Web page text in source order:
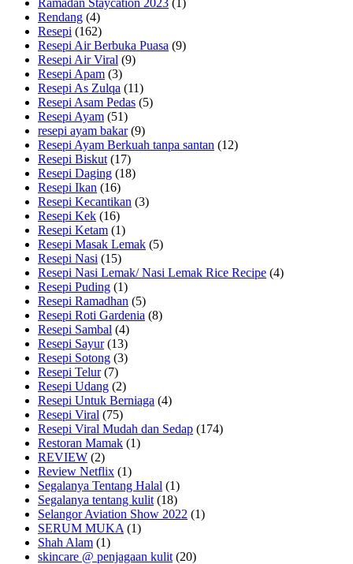
Ramadan Staycation 2023 (1)
Rendang (4)
Resepi (162)
Resepi Air Berbuka Puasa (9)
Resepi Air Viral (9)
Resepi Apam (3)
Resepi As Zulqa (11)
Resepi Asam Pedas (5)
Resepi Ayam (51)
resepi ayam bakar(9)
Resepi Ayam Berkuah tanpa santan (12)
Resepi Biskut (17)
Resepi Daging (18)
Resepi Ikan (16)
Resepi Kecantikan (3)
Resepi Kek (16)
Resepi Ketam (1)
Resepi Masak Lemak (5)
Resepi Nasi (15)
Resepi Nasi Lemak/ Nasi Lemak Rice Recipe (4)
Resepi Puding (1)
Resepi Ramadhan (5)
Resepi Roti Gardenia (8)
Resepi Sambal (4)
Resepi Sayur(13)
Resepi Sotong (3)
Resepi Telur(7)
Resepi Udang (2)
Resepi Untuk Berniaga (4)
Resepi Viral (75)
Resepi Viral Mudah dan Sedap (174)
Restoran Mamak (1)
REVIEW (2)
Review Netflix (1)
Segalanya Tentang Halal (1)
Segalanya tentang kulit (18)
Selangor Aviation Show 2022 (1)
SERUM MUKA (1)
Shah Alam (1)
skincare @ penjagaan kulit (20)